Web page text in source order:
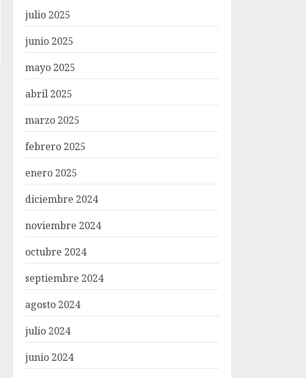
julio 2025
junio 2025
mayo 2025
abril 2025
marzo 2025
febrero 2025
enero 2025
diciembre 2024
noviembre 2024
octubre 2024
septiembre 2024
agosto 2024
julio 2024
junio 2024